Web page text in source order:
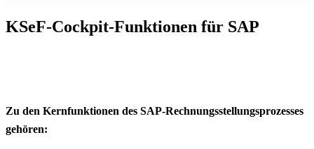
KSeF-Cockpit-Funktionen für SAP
Zu den Kernfunktionen des SAP-Rechnungsstellungsprozesses
gehören: